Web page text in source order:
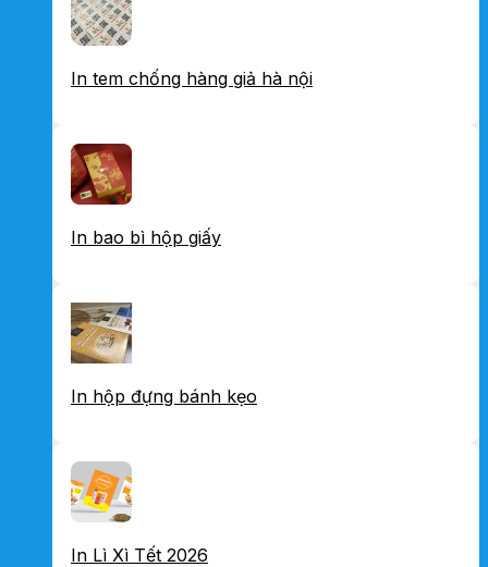
In tem chống hàng giả hà nội
In bao bì hộp giấy
In hộp đựng bánh kẹo
In Lì Xì Tết 2026